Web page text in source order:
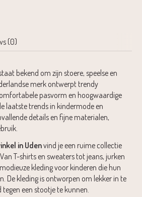
(0)
bekend om zijn stoere, speelse en
merk ontwerpt trendy
pasvorm en hoogwaardige
laatste trends in kindermode en
details en fijne materialen,
in Udenvind je een ruime collectie
. Van T-shirts en sweaters tot jeans, jurken
kleding voor kinderen die hun
De kleding is ontworpen om lekker in te
een stootje te kunnen.